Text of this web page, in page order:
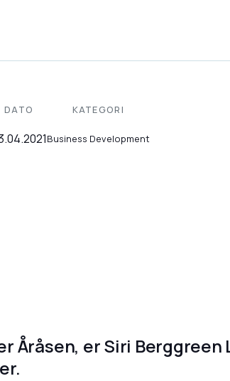
DATO KATEGORI
Business Development
Åråsen, er Siri